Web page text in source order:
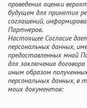
проведения оценки
будущем для принятия
соглашений,
Партнеров.
Настоящее Согласие
персональных данных,
предоставленных мной
для заключения
иным образом
персональных данных, в
моих документов: